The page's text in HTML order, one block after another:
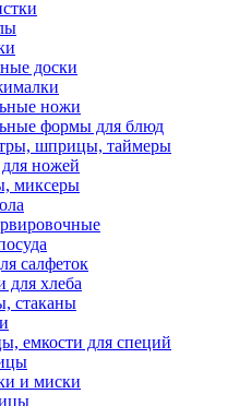
доски
ножи
формы для блюд
шприцы, таймеры
ножей
миксеры
салфеток
для хлеба
стаканы
емкости для специй
и миски